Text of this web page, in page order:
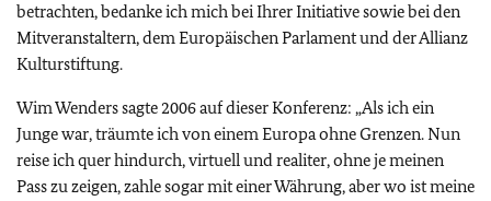
betrachten, bedanke ich mich bei Ihrer Initiative sowie bei den
Mitveranstaltern, dem Europäischen Parlament und der Allianz
Kulturstiftung.
Wim Wenders sagte 2006 auf dieser Konferenz: „Als ich ein
Junge war, träumte ich von einem Europa ohne Grenzen. Nun
reise ich quer hindurch, virtuell und realiter, ohne je meinen
Pass zu zeigen, zahle sogar mit einer Währung, aber wo ist meine